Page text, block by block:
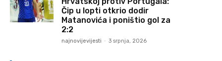
Čip u lopti otkrio dodir
Matanovića i poništio gol za
2:2
najnovijevijesti - 3 srpnja, 2026